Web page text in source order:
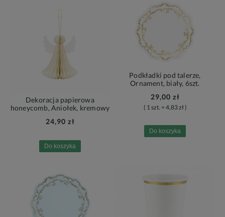
Dekoracja papierowa
honeycomb, Aniołek, kremowy
24,90 zł
Do koszyka
Podkładki pod talerze,
Ornament, biały, 6szt.
29,00 zł
( 1 szt. = 4,83 zł )
Do koszyka